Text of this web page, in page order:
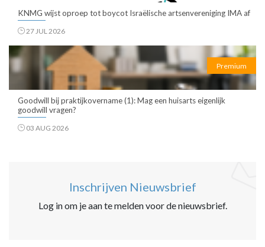
KNMG wijst oproep tot boycot Israëlische artsenvereniging IMA af
27 JUL 2026
Premium
Goodwill bij praktijkovername (1): Mag een huisarts eigenlijk
goodwill vragen?
03 AUG 2026
Inschrijven Nieuwsbrief
Log in om je aan te melden voor de nieuwsbrief.